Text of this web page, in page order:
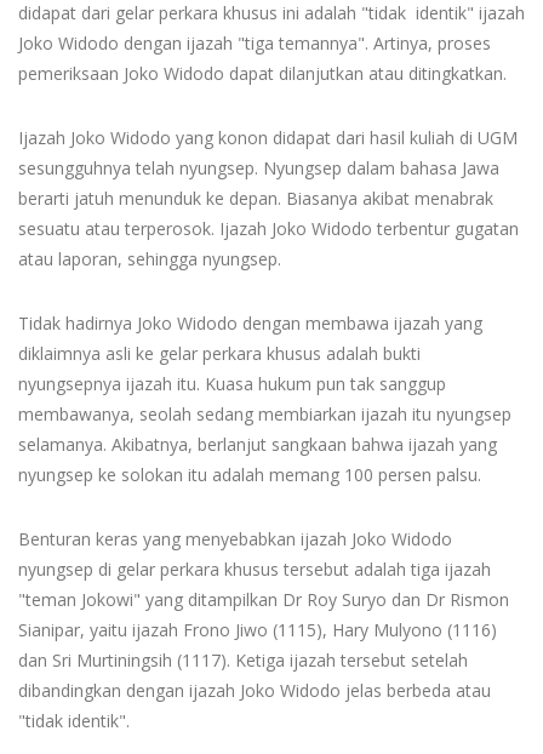
didapat dari gelar perkara khusus ini adalah "tidak identik" ijazah
Joko Widodo dengan ijazah "tiga temannya". Artinya, proses
pemeriksaan Joko Widodo dapat dilanjutkan atau ditingkatkan.
Ijazah Joko Widodo yang konon didapat dari hasil kuliah di UGM
sesungguhnya telah nyungsep. Nyungsep dalam bahasa Jawa
berarti jatuh menunduk ke depan. Biasanya akibat menabrak
sesuatu atau terperosok. Ijazah Joko Widodo terbentur gugatan
atau laporan, sehingga nyungsep.
Tidak hadirnya Joko Widodo dengan membawa ijazah yang
diklaimnya asli ke gelar perkara khusus adalah bukti
nyungsepnya ijazah itu. Kuasa hukum pun tak sanggup
membawanya, seolah sedang membiarkan ijazah itu nyungsep
selamanya. Akibatnya, berlanjut sangkaan bahwa ijazah yang
nyungsep ke solokan itu adalah memang 100 persen palsu.
Benturan keras yang menyebabkan ijazah Joko Widodo
nyungsep di gelar perkara khusus tersebut adalah tiga ijazah
"teman Jokowi" yang ditampilkan Dr Roy Suryo dan Dr Rismon
Sianipar, yaitu ijazah Frono Jiwo (1115), Hary Mulyono (1116)
dan Sri Murtiningsih (1117). Ketiga ijazah tersebut setelah
dibandingkan dengan ijazah Joko Widodo jelas berbeda atau
"tidak identik".